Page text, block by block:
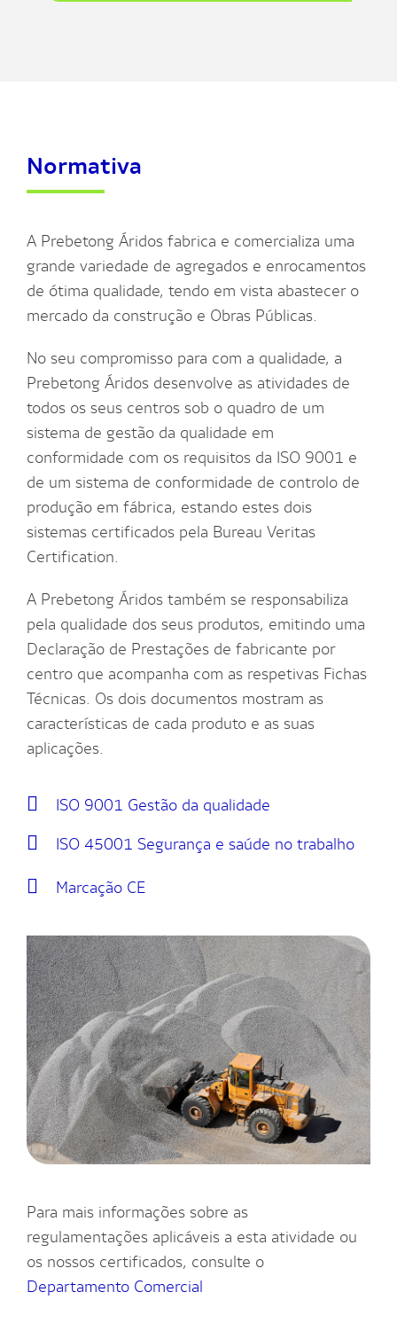
Normativa
A Prebetong Áridos fabrica e comercializa uma
grande variedade de agregados e enrocamentos
de ótima qualidade, tendo em vista abastecer o
mercado da construção e Obras Públicas.
No seu compromisso para com a qualidade, a
Prebetong Áridos desenvolve as atividades de
todos os seus centros sob o quadro de um
sistema de gestão da qualidade em
conformidade com os requisitos da ISO 9001 e
de um sistema de conformidade de controlo de
produção em fábrica, estando estes dois
sistemas certificados pela Bureau Veritas
Certification.
A Prebetong Áridos também se responsabiliza
pela qualidade dos seus produtos, emitindo uma
Declaração de Prestações de fabricante por
centro que acompanha com as respetivas Fichas
Técnicas. Os dois documentos mostram as
características de cada produto e as suas
aplicações.
ISO 9001 Gestão da qualidade
ISO 45001 Segurança e saúde no trabalho
Marcação CE
Para mais informações sobre as
regulamentações aplicáveis a esta atividade ou
os nossos certificados, consulte o
Departamento Comercial